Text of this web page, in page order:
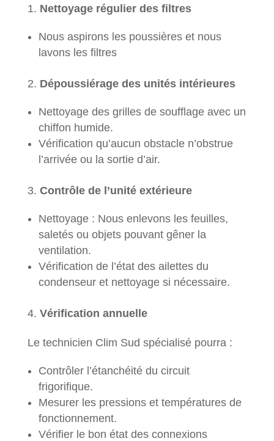
1. Nettoyage régulier des filtres
Nous aspirons les poussières et nous
lavons les filtres
2. Dépoussiérage des unités intérieures
Nettoyage des grilles de soufflage avec un
chiffon humide.
Vérification qu’aucun obstacle n’obstrue
l’arrivée ou la sortie d’air.
3. Contrôle de l’unité extérieure
Nettoyage : Nous enlevons les feuilles,
saletés ou objets pouvant gêner la
ventilation.
Vérification de l’état des ailettes du
condenseur et nettoyage si nécessaire.
4. Vérification annuelle
Le technicien Clim Sud spécialisé pourra :
Contrôler l’étanchéité du circuit
frigorifique.
Mesurer les pressions et températures de
fonctionnement.
Vérifier le bon état des connexions